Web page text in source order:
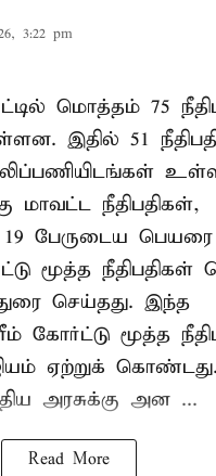
3:22 pm
மொத்தம் 75
இதில் 51
மாவட்ட நீதிபதிகள்,
பேருடைய பெயரை
மூத்த நீதிபதிகள்
செய்தது. இந்த
கோர்ட்டு மூத்த
ஏற்றுக்
அரசுக்கு அன ...
Read More